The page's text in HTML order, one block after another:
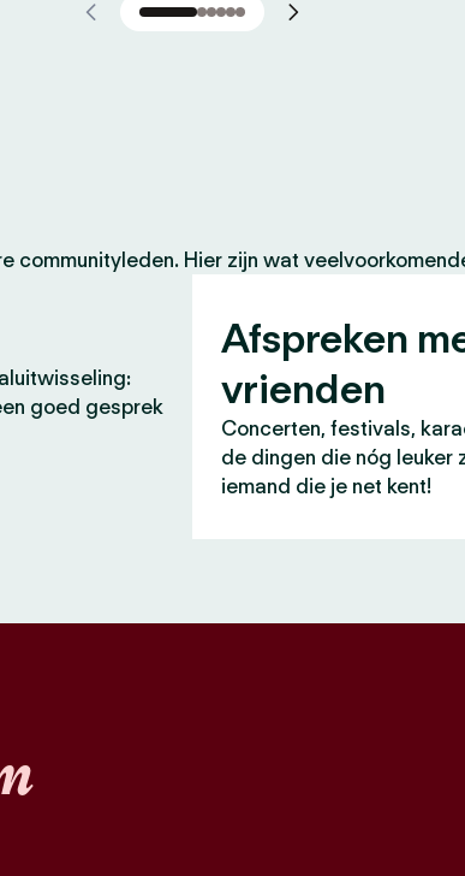
communityleden. Hier zijn wat
goed gesprek
Afspreken
vrienden
Concerten, festivals,
de dingen die nóg leuker
iemand die je net kent!